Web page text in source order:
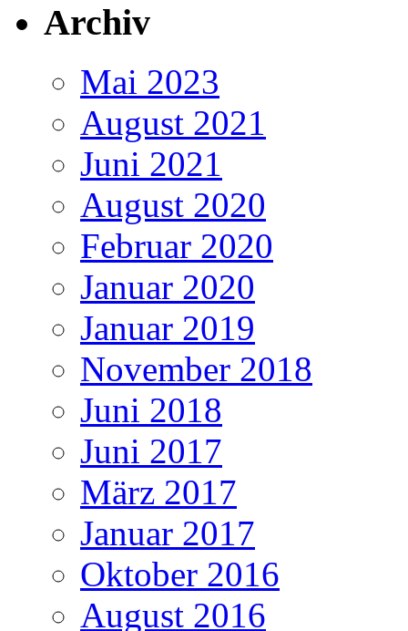
Archiv
Mai 2023
August 2021
Juni 2021
August 2020
Februar 2020
Januar 2020
Januar 2019
November 2018
Juni 2018
Juni 2017
März 2017
Januar 2017
Oktober 2016
August 2016